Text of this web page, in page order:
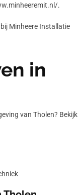
.
Minheere Installatie
in
van Tholen? Bekijk